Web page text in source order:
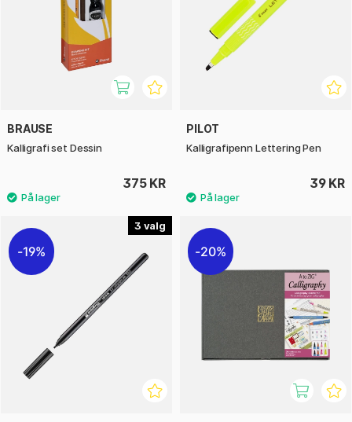
BRAUSE
Kalligrafi set Dessin
375 KR
PILOT
Kalligrafipenn Lettering Pen
39 KR
3
19% 20%